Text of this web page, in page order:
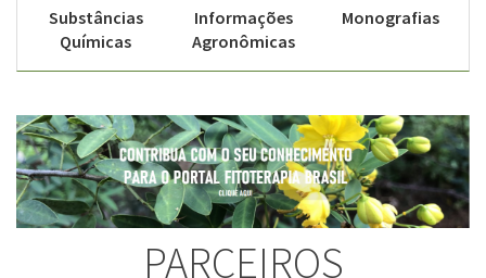
Substâncias
Químicas
Informações
Agronômicas
Monografias
PARCEIROS